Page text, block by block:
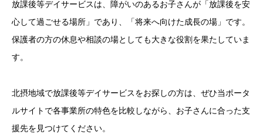
放課後等デイサービスは、障がいのあるお子さんが「放課後を安
心して過ごせる場所」であり、「将来へ向けた成長の場」です。
保護者の方の休息や相談の場としても大きな役割を果たしていま
す。
北摂地域で放課後等デイサービスをお探しの方は、ぜひ当ポータ
ルサイトで各事業所の特色を比較しながら、お子さんに合った支
援先を見つけてください。